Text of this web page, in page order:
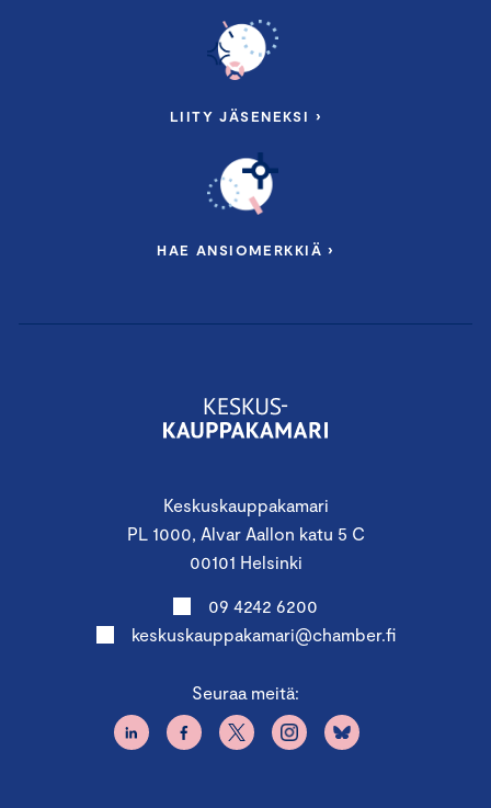
Keskuskauppakamari
PL 1000, Alvar Aallon katu 5 C
00101 Helsinki
09 4242 6200
keskuskauppakamari@chamber.fi
Seuraa meitä:
LIITY JÄSENEKSI ›
HAE ANSIOMERKKIÄ ›